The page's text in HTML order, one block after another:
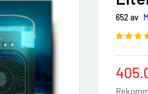
652 av
Sale
price